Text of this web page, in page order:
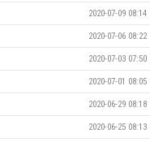
2020-07-09 08:14
2020-07-06 08:22
2020-07-03 07:50
2020-07-01 08:05
2020-06-29 08:18
2020-06-25 08:13